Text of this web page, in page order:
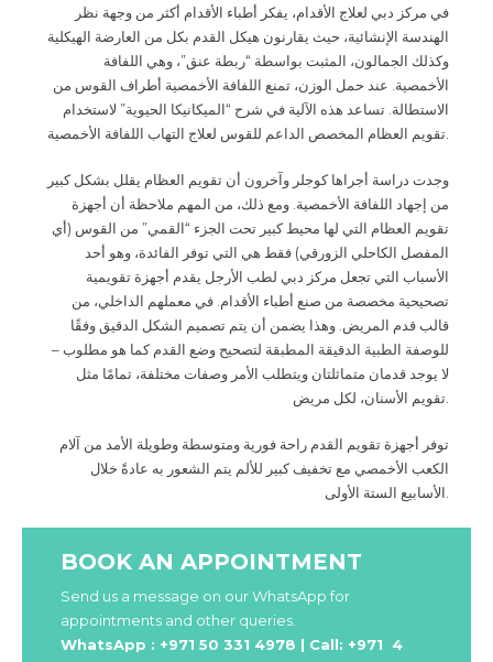
في مركز دبي لعلاج الأقدام، يفكر أطباء الأقدام أكثر من وجهة نظر
الهندسة الإنشائية، حيث يقارنون هيكل القدم بكل من العارضة الهيكلية
وكذلك الجمالون، المثبت بواسطة “ربطة عنق”، وهي اللفافة
الأخمصية. عند حمل الوزن، تمنع اللفافة الأخمصية أطراف القوس من
الاستطالة. تساعد هذه الآلية في شرح “الميكانيكا الحيوية” لاستخدام
تقويم العظام المخصص الداعم للقوس لعلاج التهاب اللفافة الأخمصية
وجدت دراسة أجراها كوجلر وآخرون أن تقويم العظام يقلل بشكل كبير
من إجهاد اللفافة الأخمصية. ومع ذلك، من المهم ملاحظة أن أجهزة
تقويم العظام التي لها محيط كبير تحت الجزء “القمي” من القوس (أي
المفصل الكاحلي الزورقي) فقط هي التي توفر الفائدة، وهو أحد
الأسباب التي تجعل مركز دبي لطب الأرجل يقدم أجهزة تقويمية
تصحيحية مخصصة من صنع أطباء الأقدام. في معملهم الداخلي، من
قالب قدم المريض. وهذا يضمن أن يتم تصميم الشكل الدقيق وفقًا
للوصفة الطبية الدقيقة المطبقة لتصحيح وضع القدم كما هو مطلوب –
لا يوجد قدمان متماثلتان ويتطلب الأمر وصفات مختلفة، تمامًا مثل
تقويم الأسنان، لكل مريض
توفر أجهزة تقويم القدم راحة فورية ومتوسطة وطويلة الأمد من آلام
الكعب الأخمصي مع تخفيف كبير للألم يتم الشعور به عادةً خلال
الأسابيع الستة الأولى
BOOK AN APPOINTMENT
Send us a message on our WhatsApp for
appointments and other queries.
WhatsApp : +971 50 331 4978 | Call: +971 4